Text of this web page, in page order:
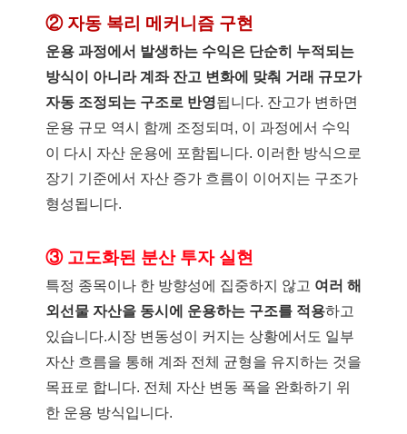
② 자동 복리 메커니즘 구현
운용 과정에서 발생하는 수익은 단순히 누적되는
방식이 아니라 계좌 잔고 변화에 맞춰 거래 규모가
자동 조정되는 구조로 반영됩니다. 잔고가 변하면
운용 규모 역시 함께 조정되며, 이 과정에서 수익
이 다시 자산 운용에 포함됩니다. 이러한 방식으로
장기 기준에서 자산 증가 흐름이 이어지는 구조가
형성됩니다.
③ 고도화된 분산 투자 실현
특정 종목이나 한 방향성에 집중하지 않고 여러 해
외선물 자산을 동시에 운용하는 구조를 적용하고
있습니다.시장 변동성이 커지는 상황에서도 일부
자산 흐름을 통해 계좌 전체 균형을 유지하는 것을
목표로 합니다. 전체 자산 변동 폭을 완화하기 위
한 운용 방식입니다.